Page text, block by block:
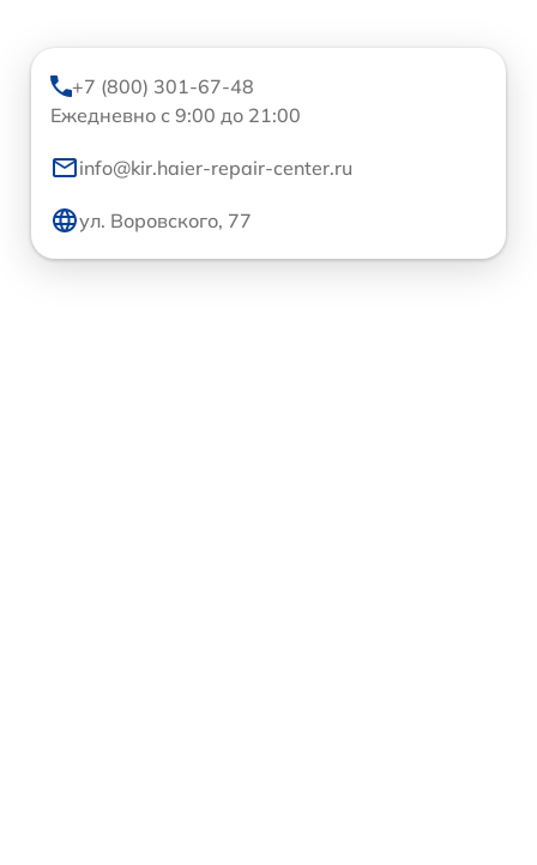
+7 (800) 301-67-48
Ежедневно с 9:00 до 21:00
info@kir.haier-repair-center.ru
ул. Воровского, 77